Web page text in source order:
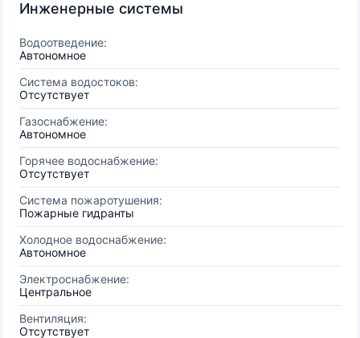
Инженерные системы
Водоотведение:
Автономное
Система водостоков:
Отсутствует
Газоснабжение:
Автономное
Горячее водоснабжение:
Отсутствует
Система пожаротушения:
Пожарные гидранты
Холодное водоснабжение:
Автономное
Электроснабжение:
Центральное
Вентиляция:
Отсутствует